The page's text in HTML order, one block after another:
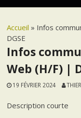
Accueil » Infos
DGSE
Infos
Web (H/F) |
19 FÉVRIER 2024
Description courte